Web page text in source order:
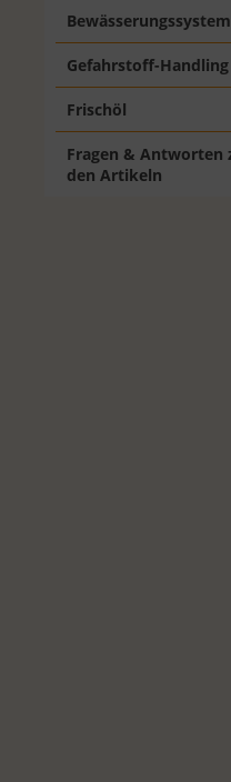
Gefahrstoff-Handling
Frischöl
Fragen & Antworten
den Artikeln